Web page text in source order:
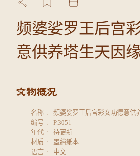
频婆娑罗王后宫
意供养塔生天因
名称
频婆娑罗王后宫彩女功德意供
编号
P.3051
年代
待更新
材质
墨繪紙本
语言
中文